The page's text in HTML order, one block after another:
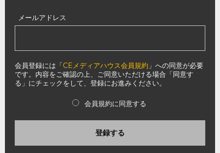
メールアドレス
会員登録には「CEメディアハウス会員規約 」への同意が必要
です。内容をご確認の上、ご同意いただける場合「同意す
る」にチェックをして、登録にお進みください。
会員規約に同意する
登録する